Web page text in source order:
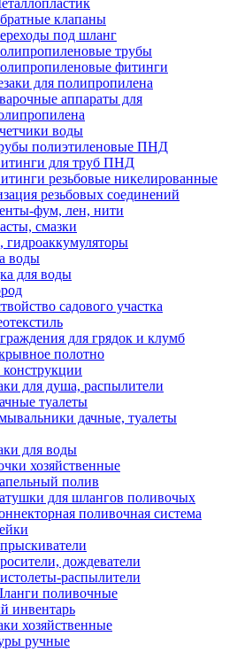
клапаны
под шланг
трубы
фитинги
для полипропилена
аппараты для
воды
полиэтиленовые ПНД
для труб ПНД
резьбовые никелированные
резьбовых соединений
фум, лен, нити
смазки
гидроаккумуляторы
воды
для воды
садового участка
для грядок и клумб
полотно
для душа, распылители
туалеты
дачные, туалеты
для воды
хозяйственные
полив
для шлангов поливочых
поливочная система
дождеватели
распылители
поливочные
инвентарь
хозяйственные
ручные